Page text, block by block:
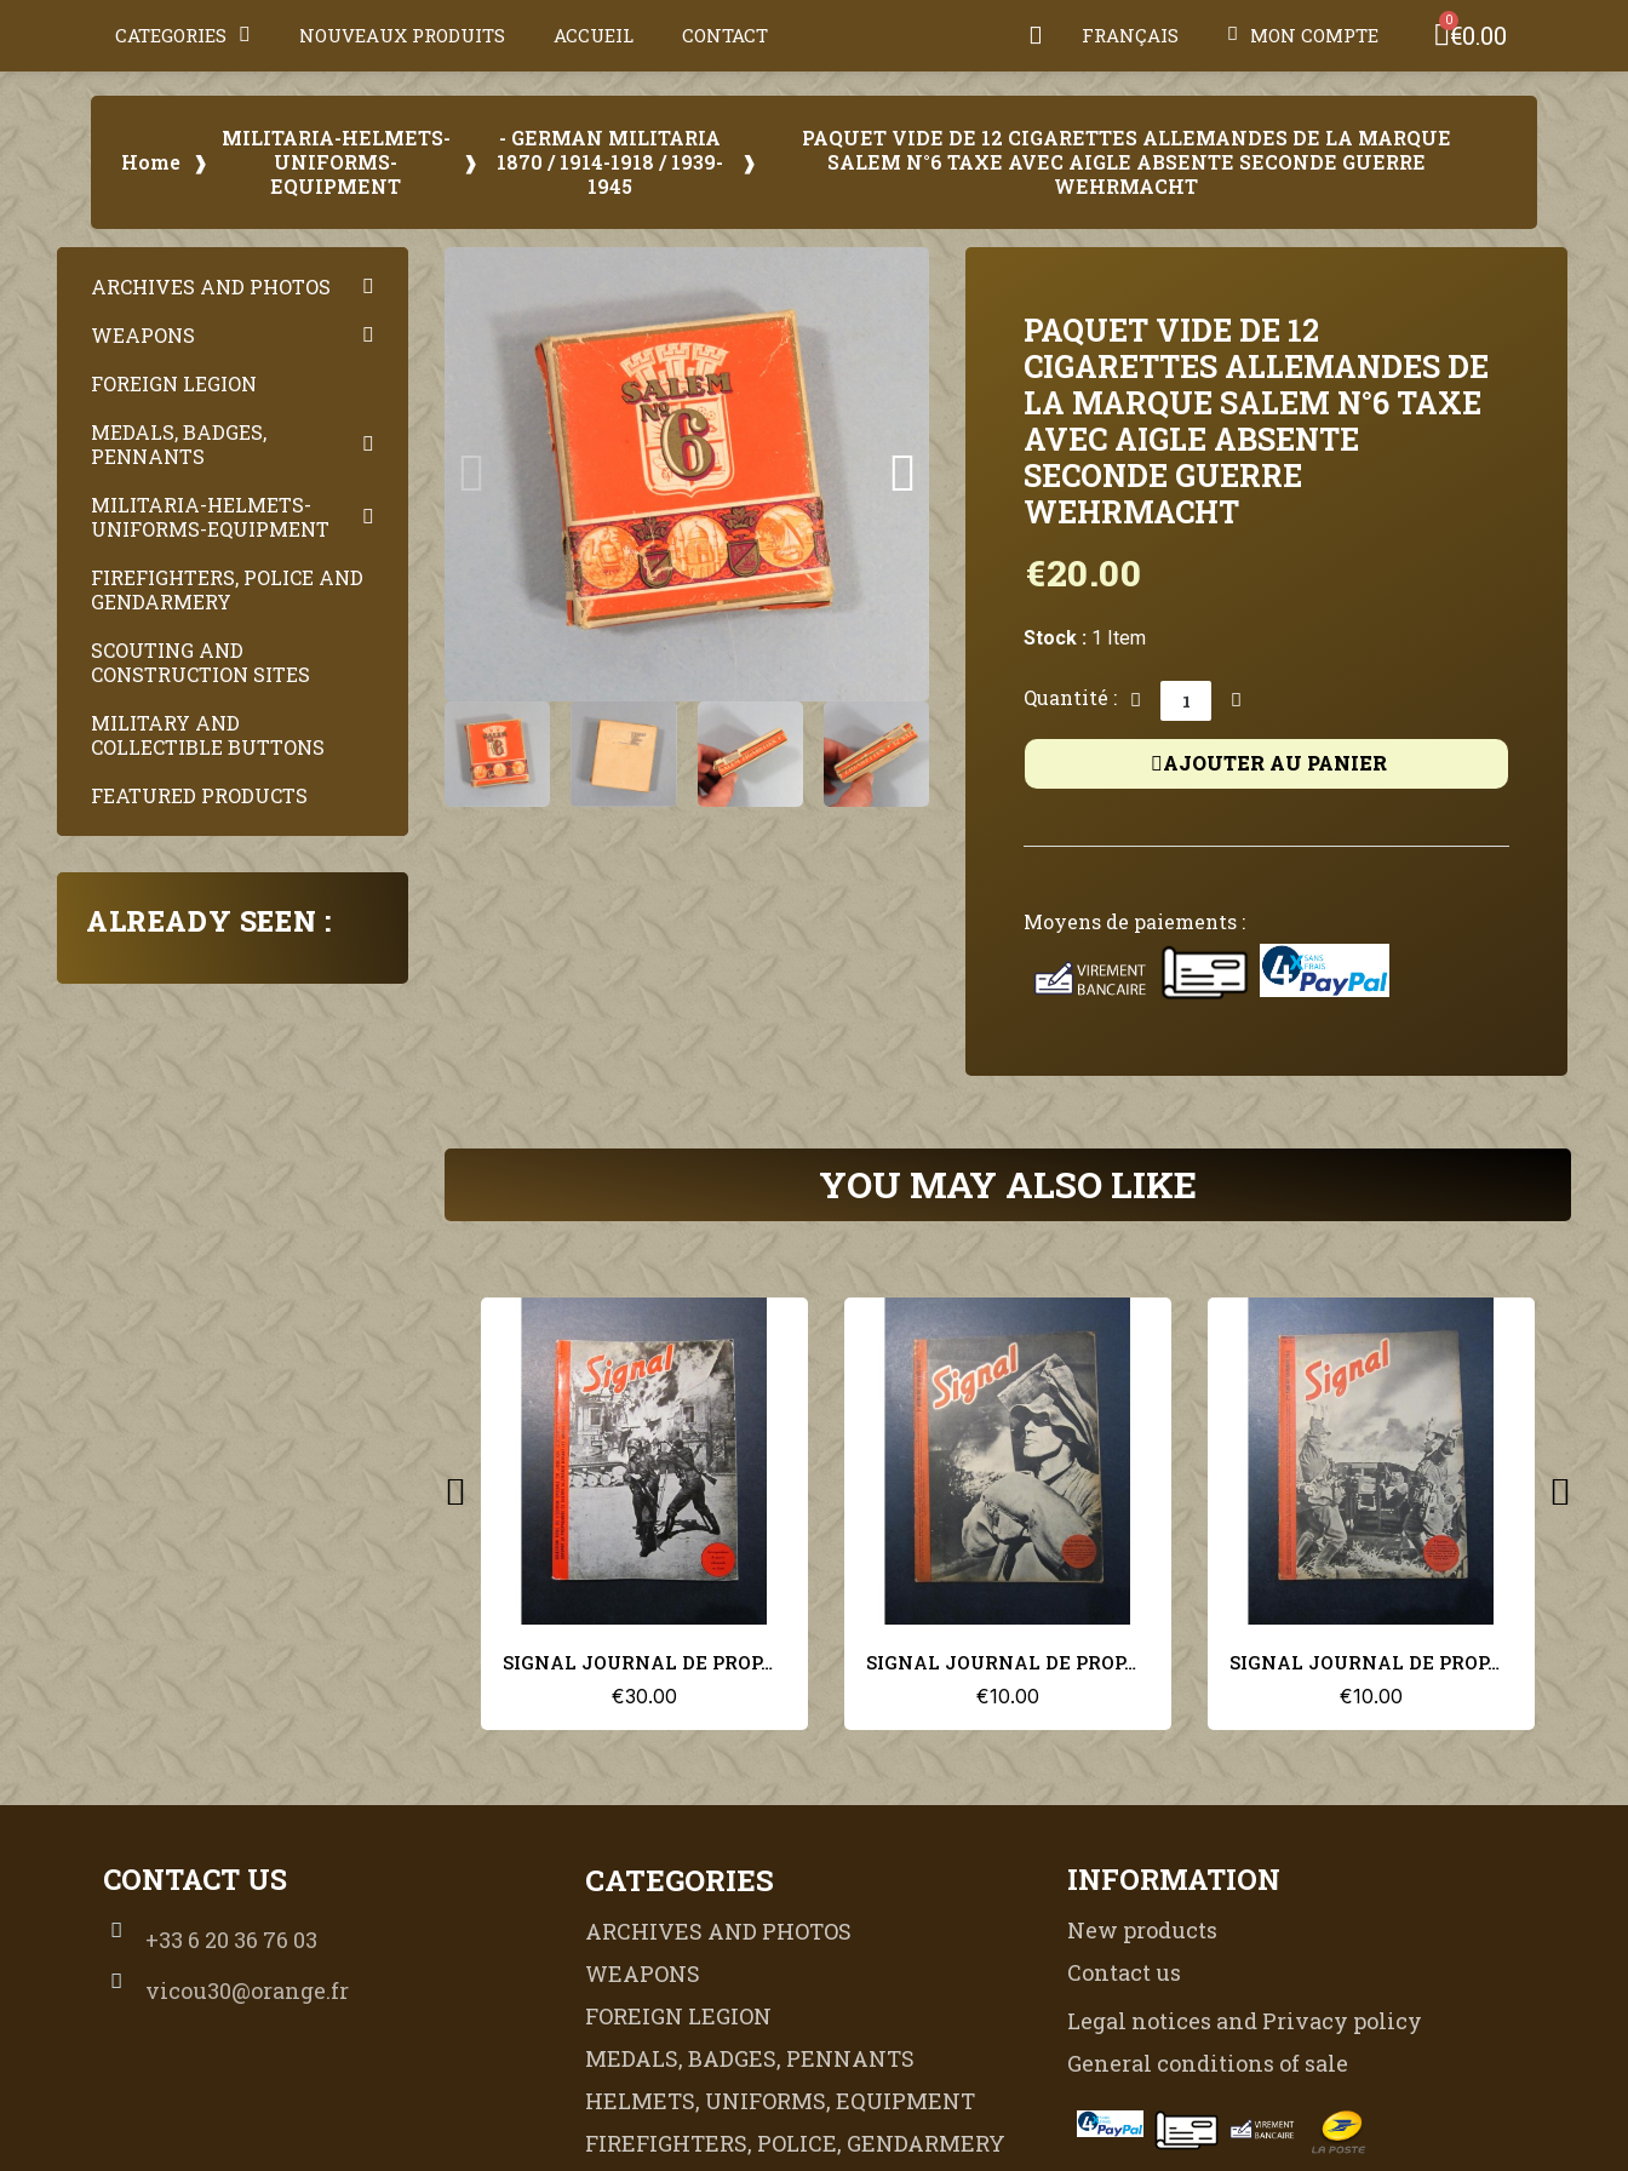
CATEGORIES NOUVEAUX PRODUITS ACCUEIL CONTACT FRANÇAIS MON COMPTE €0.00
Home
MILITARIA-HELMETS-
UNIFORMS-
EQUIPMENT
- GERMAN MILITARIA
1870 / 1914-1918 / 1939-
1945
PAQUET VIDE DE 12 CIGARETTES ALLEMANDES DE LA MARQUE
SALEM N°6 TAXE AVEC AIGLE ABSENTE SECONDE GUERRE
WEHRMACHT
ARCHIVES AND PHOTOS
WEAPONS
FOREIGN LEGION
MEDALS, BADGES,
PENNANTS
MILITARIA-HELMETS-
UNIFORMS-EQUIPMENT
FIREFIGHTERS, POLICE AND
GENDARMERY
SCOUTING AND
CONSTRUCTION SITES
MILITARY AND
COLLECTIBLE BUTTONS
FEATURED PRODUCTS
ALREADY SEEN :
PAQUET VIDE DE 12
CIGARETTES ALLEMANDES DE
LA MARQUE SALEM N°6 TAXE
AVEC AIGLE ABSENTE
SECONDE GUERRE
WEHRMACHT
€20.00
Stock : 1 Item
Quantité :
AJOUTER AU PANIER
Moyens de paiements :
YOU MAY ALSO LIKE
€10.00
€10.00
€10.00
CONTACT US
+33 6 20 36 76 03
vicou30@orange.fr
CATEGORIES
ARCHIVES AND PHOTOS
WEAPONS
FOREIGN LEGION
MEDALS, BADGES, PENNANTS
HELMETS, UNIFORMS, EQUIPMENT
FIREFIGHTERS, POLICE, GENDARMERY
INFORMATION
New products
Contact us
Legal notices and Privacy policy
General conditions of sale